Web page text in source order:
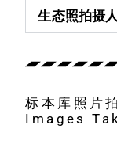
生态照拍摄
标本库照片
Images